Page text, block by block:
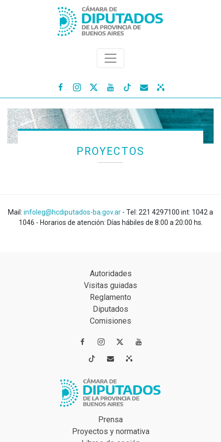
   
PROYECTOS
Mail: infoleg@hcdiputados-ba.gov.ar - Tel: 221 4297100 int: 1042 a
1046 - Horarios de atención: Días hábiles de 8:00 a 20:00 hs.
Autoridades
Visitas guiadas
Reglamento
Diputados
Comisiones
 
 
Prensa
Proyectos y normativa